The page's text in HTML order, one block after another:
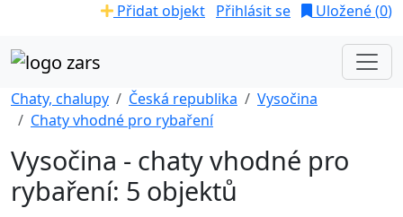
Přidat objekt Přihlásit se Uložené (0)
Chaty, chalupy Česká republika
Vysočina
Chaty vhodné pro rybaření
Vysočina - chaty vhodné pro
rybaření: 5 objektů